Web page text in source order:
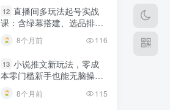
24小时广告全自动挂机 单机单日500 可矩阵式放大 无需人工看守 新手小白轻松玩转
12 直播间多玩法起号实战
课：含绿幕搭建、选品排
规调整技巧
8个月前 116
13 小说推文新玩法，零成
本零门槛新手也能无脑操
8个月前 115